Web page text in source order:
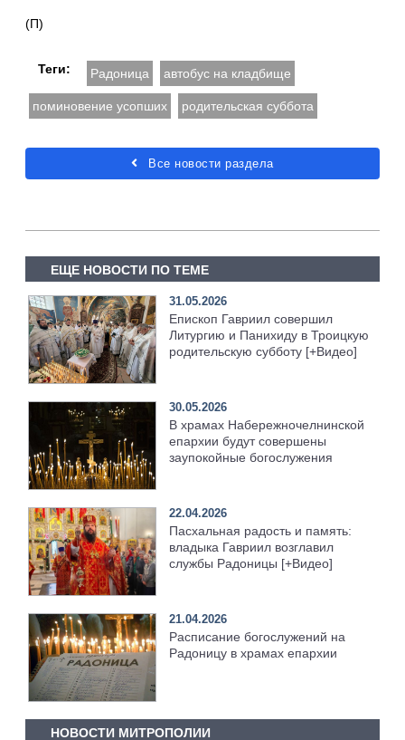
(П)
Теги: Радоница автобус на кладбище
поминовение усопших родительская суббота
Все новости раздела
ЕЩЕ НОВОСТИ ПО ТЕМЕ
31.05.2026
Епископ Гавриил совершил
Литургию и Панихиду в Троицкую
родительскую субботу [+Видео]
30.05.2026
В храмах Набережночелнинской
епархии будут совершены
заупокойные богослужения
22.04.2026
Пасхальная радость и память:
владыка Гавриил возглавил
службы Радоницы [+Видео]
21.04.2026
Расписание богослужений на
Радоницу в храмах епархии
НОВОСТИ МИТРОПОЛИИ